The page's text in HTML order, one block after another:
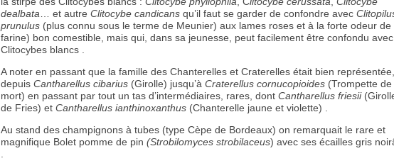
dealbata… et autre Clitocybe candicansqu’il faut se garder de confondre avec
prunulus(plus connu sous le terme de Meunier) aux lames roses et à la forte odeur de
farine) bon comestible, mais qui, dans sa jeunesse, peut facilement être confondu
Clitocybes blancs .
A noter en passant que la famille des Chanterelles et Craterelles était bien représentée,
depuis Cantharellus cibarius (Girolle) jusqu’àCraterellus cornucopioides(Trompette de
mort) en passant par tout un tas d’intermédiaires, rares, dont Cantharellus friesii
de Fries) et Cantharellus ianthinoxanthus(Chanterelle jaune et violette) .
Au stand des champignons à tubes (type Cèpe de Bordeaux) on remarquait le rare et
magnifique Bolet pomme de pin (Strobilomyces strobilaceus) avec ses écailles gris